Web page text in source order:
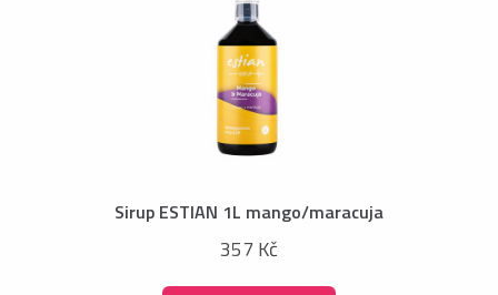
Sirup ESTIAN 1L mango/maracuja
357 Kč